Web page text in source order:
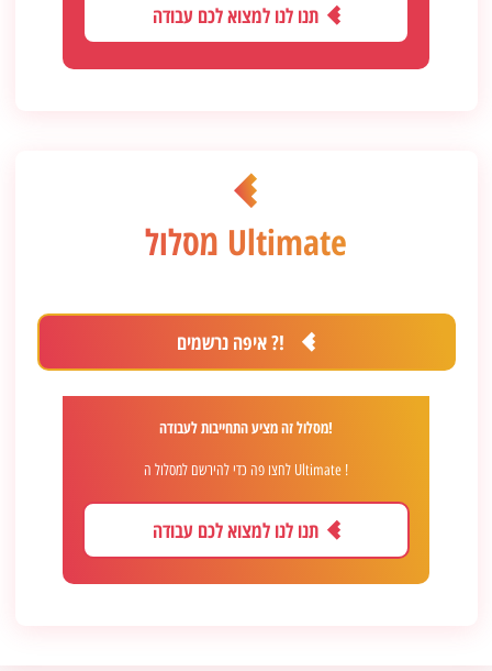
תנו לנו למצוא לכם עבודה
מסלול זה מציע התחייבות לעבודה!
לחצו פה כדי להירשם למסלול ה Ultimate !
תנו לנו למצוא לכם עבודה
מסלול Ultimate
איפה נרשמים ?!